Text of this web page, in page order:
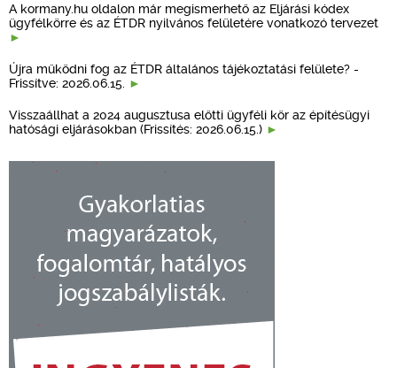
A kormany.hu oldalon már megismerhető az Eljárási kódex
ügyfélkörre és az ÉTDR nyilvános felületére vonatkozó tervezet
Újra működni fog az ÉTDR általános tájékoztatási felülete? -
Frissítve: 2026.06.15.
Visszaállhat a 2024 augusztusa előtti ügyféli kör az építésügyi
hatósági eljárásokban (Frissítés: 2026.06.15.)